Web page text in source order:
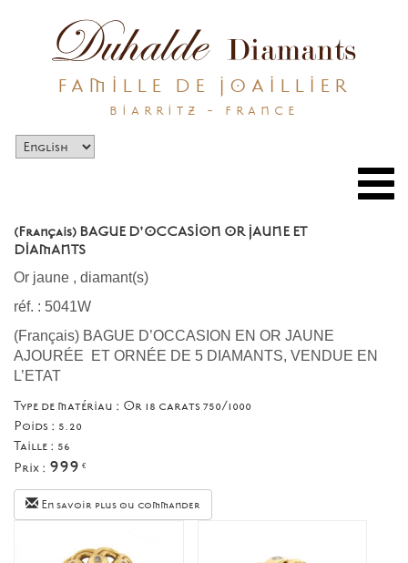
FAMILLE DE JOAILLIER
BIARRITZ - FRANCE
(Français) BAGUE D'OCCASION OR JAUNE ET
DIAMANTS
Or jaune , diamant(s)
réf. : 5041W
(Français) BAGUE D’OCCASION EN OR JAUNE
AJOURÉE ET ORNÉE DE 5 DIAMANTS, VENDUE EN
L’ETAT
Type de matériau : Or 18 carats 750/1000
Poids : 5.20
Taille : 56
Prix : 999 €
En savoir plus ou commander